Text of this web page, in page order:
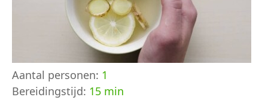
Aantal personen: 1
Bereidingstijd: 15 min